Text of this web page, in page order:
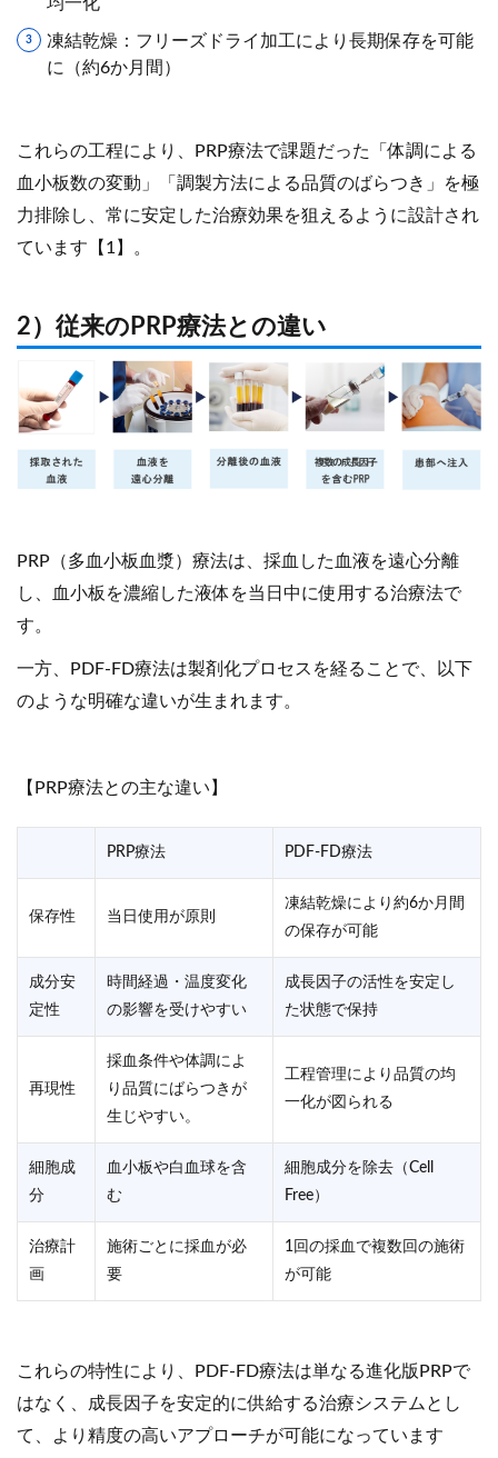
凍結乾燥：フリーズドライ加工により長期保存を可能
に（約6か月間）
これらの工程により、PRP療法で課題だった「体調による
血小板数の変動」「調製方法による品質のばらつき」を極
力排除し、常に安定した治療効果を狙えるように設計され
ています【1】。
2）従来のPRP療法との違い
PRP（多血小板血漿）療法は、採血した血液を遠心分離
し、血小板を濃縮した液体を当日中に使用する治療法で
す。
一方、PDF-FD療法は製剤化プロセスを経ることで、以下
のような明確な違いが生まれます。
【PRP療法との主な違い】
PRP療法 PDF-FD療法
保存性 当日使用が原則
凍結乾燥により約6か月間
の保存が可能
成分安
定性
時間経過・温度変化
の影響を受けやすい
成長因子の活性を安定し
た状態で保持
再現性
採血条件や体調によ
り品質にばらつきが
生じやすい。
工程管理により品質の均
一化が図られる
細胞成
分
血小板や白血球を含
む
細胞成分を除去（Cell
Free）
治療計
画
施術ごとに採血が必
要
1回の採血で複数回の施術
が可能
これらの特性により、PDF-FD療法は単なる進化版PRPで
はなく、成長因子を安定的に供給する治療システムとし
て、より精度の高いアプローチが可能になっています